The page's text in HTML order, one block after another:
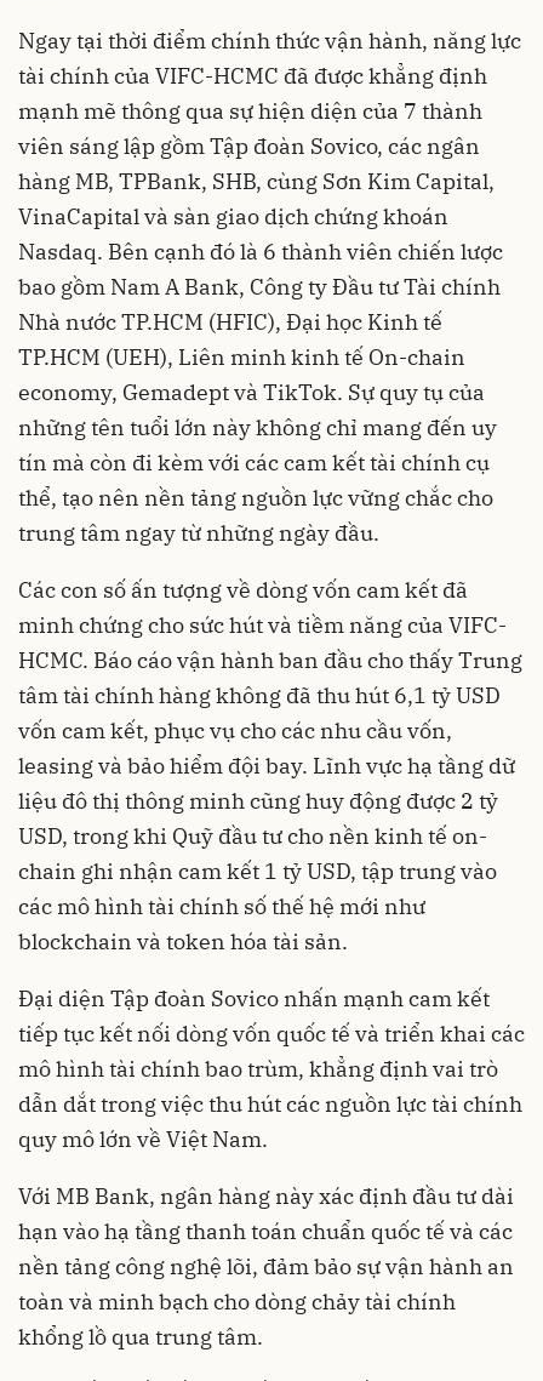
Ngay tại thời điểm chính thức vận hành, năng lực
tài chính của VIFC-HCMC đã được khẳng định
mạnh mẽ thông qua sự hiện diện của 7 thành
viên sáng lập gồm Tập đoàn Sovico, các ngân
hàng MB, TPBank, SHB, cùng Sơn Kim Capital,
VinaCapital và sàn giao dịch chứng khoán
Nasdaq. Bên cạnh đó là 6 thành viên chiến lược
bao gồm Nam A Bank, Công ty Đầu tư Tài chính
Nhà nước TP.HCM (HFIC), Đại học Kinh tế
TP.HCM (UEH), Liên minh kinh tế On-chain
economy, Gemadept và TikTok. Sự quy tụ của
những tên tuổi lớn này không chỉ mang đến uy
tín mà còn đi kèm với các cam kết tài chính cụ
thể, tạo nên nền tảng nguồn lực vững chắc cho
trung tâm ngay từ những ngày đầu.
Các con số ấn tượng về dòng vốn cam kết đã
minh chứng cho sức hút và tiềm năng của VIFC-
HCMC. Báo cáo vận hành ban đầu cho thấy Trung
tâm tài chính hàng không đã thu hút 6,1 tỷ USD
vốn cam kết, phục vụ cho các nhu cầu vốn,
leasing và bảo hiểm đội bay. Lĩnh vực hạ tầng dữ
liệu đô thị thông minh cũng huy động được 2 tỷ
USD, trong khi Quỹ đầu tư cho nền kinh tế on-
chain ghi nhận cam kết 1 tỷ USD, tập trung vào
các mô hình tài chính số thế hệ mới như
blockchain và token hóa tài sản.
Đại diện Tập đoàn Sovico nhấn mạnh cam kết
tiếp tục kết nối dòng vốn quốc tế và triển khai các
mô hình tài chính bao trùm, khẳng định vai trò
dẫn dắt trong việc thu hút các nguồn lực tài chính
quy mô lớn về Việt Nam.
Với MB Bank, ngân hàng này xác định đầu tư dài
hạn vào hạ tầng thanh toán chuẩn quốc tế và các
nền tảng công nghệ lõi, đảm bảo sự vận hành an
toàn và minh bạch cho dòng chảy tài chính
khổng lồ qua trung tâm.